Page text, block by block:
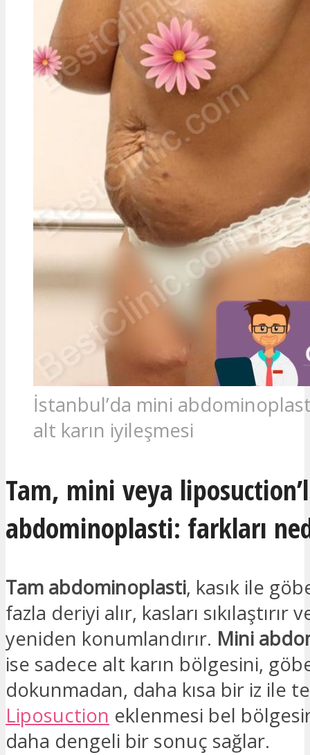
İstanbul’da mini
alt karın iyileşmesi
Tam, mini veya
abdominoplasti: farkları
Tam abdominoplasti, kasık ile
fazla deriyi alır, kasları sıkılaştırır
yeniden konumlandırır. Mini
ise sadece alt karın bölgesini,
dokunmadan, daha kısa bir iz ile
Liposuction eklenmesi bel
daha dengeli bir sonuç sağlar.